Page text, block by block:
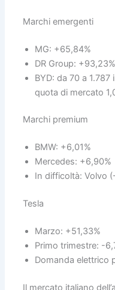
Marchi emergenti
MG: +65,84%
DR Group: +93,23%
BYD: da 70 a
quota di mercato
Marchi premium
BMW: +6,01%
Mercedes: +6,90%
In difficoltà: Volvo
Tesla
Marzo: +51,33%
Primo trimestre: -
Domanda elettrico
Il mercato italiano